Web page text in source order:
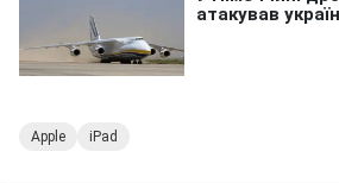
Apple iPad